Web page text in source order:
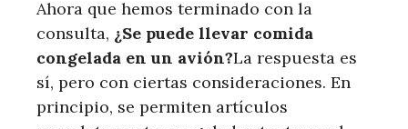
Ahora que hemos terminado con la
consulta, ¿Se puede llevar comida
congelada en un avión?La respuesta es
sí, pero con ciertas consideraciones. En
principio, se permiten artículos